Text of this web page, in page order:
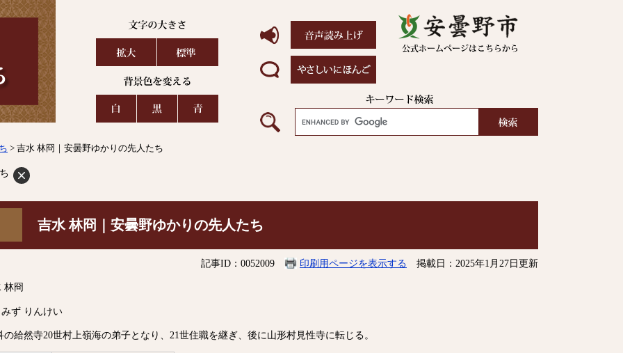
> 吉水 林冏｜安曇野ゆかりの先人たち
吉水 林冏｜安曇野ゆかりの先人たち
記事ID：0052009 印刷用ページを表示する 掲載日：2025年1月27日更新
林冏
ず りんけい
給然寺20世村上嶺海の弟子となり、21世住職を継ぎ、後に山形村見性寺に転じる。